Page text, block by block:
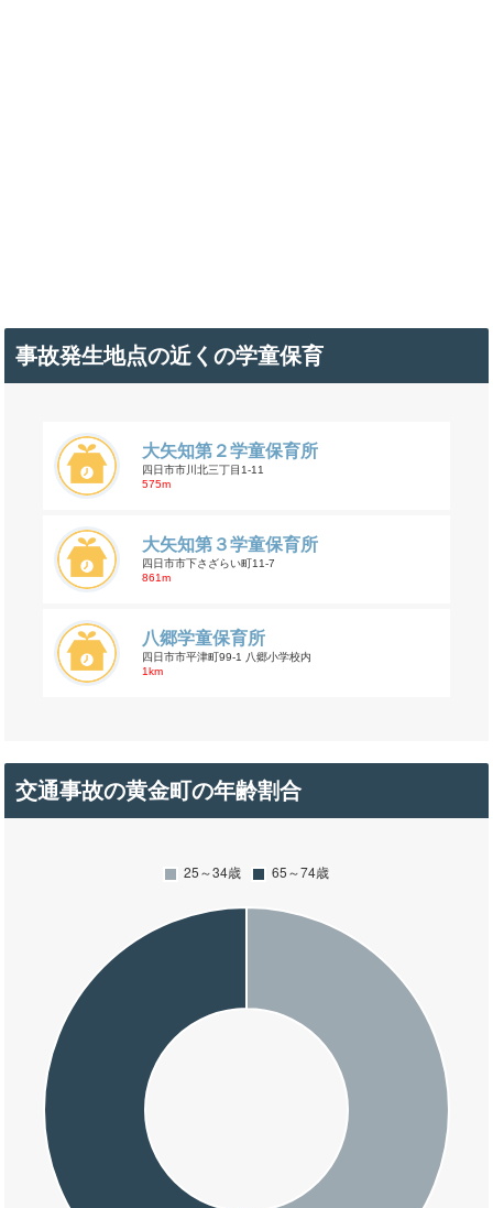
事故発生地点の近くの学童保育
大矢知第２学童保育所
四日市市川北三丁目1-11
575m
大矢知第３学童保育所
四日市市下さざらい町11-7
861m
八郷学童保育所
四日市市平津町99-1 八郷小学校内
1km
交通事故の黄金町の年齢割合